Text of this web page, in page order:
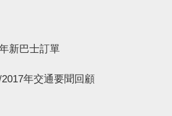
新巴士訂單
年交通要聞回顧